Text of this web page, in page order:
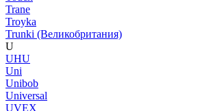
Trane
Troyka
Trunki (Великобритания)
U
UHU
Uni
Unibob
Universal
UVEX